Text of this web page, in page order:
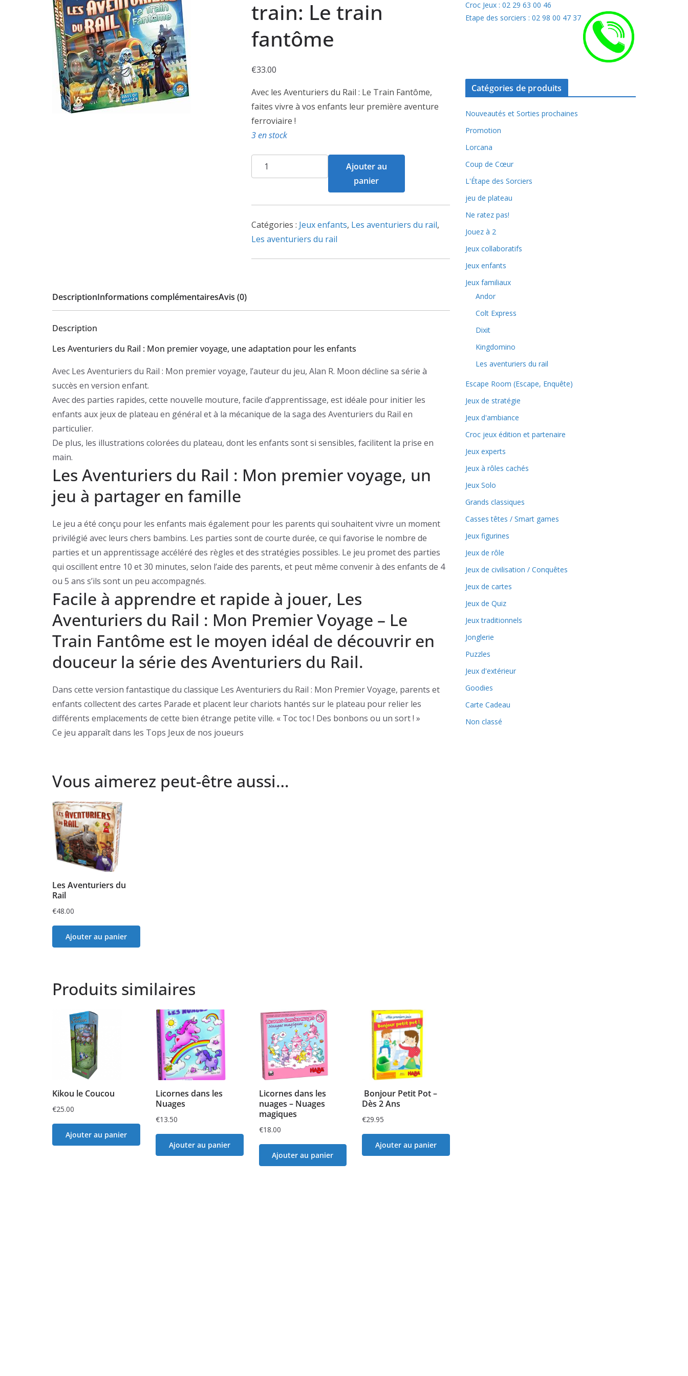
train: Le train
fantôme
€33.00
Avec les Aventuriers du Rail : Le Train Fantôme,
faites vivre à vos enfants leur première aventure
ferroviaire !
3 en stock
quantité
de
aventuriers
train:
train
Ajouter au
panier
Catégories : Jeux enfants, Les aventuriers du rail,
Les aventuriers du rail
DescriptionInformations complémentairesAvis (0)
Description
Les Aventuriers du Rail : Mon premier voyage, une adaptation pour les enfants
Avec Les Aventuriers du Rail : Mon premier voyage, l’auteur du jeu, Alan R. Moon décline sa série à
succès en version enfant.
Avec des parties rapides, cette nouvelle mouture, facile d’apprentissage, est idéale pour initier les
enfants aux jeux de plateau en général et à la mécanique de la saga des Aventuriers du Rail en
particulier.
De plus, les illustrations colorées du plateau, dont les enfants sont si sensibles, facilitent la prise en
main.
Les Aventuriers du Rail : Mon premier voyage, un
jeu à partager en famille
Le jeu a été conçu pour les enfants mais également pour les parents qui souhaitent vivre un moment
privilégié avec leurs chers bambins. Les parties sont de courte durée, ce qui favorise le nombre de
parties et un apprentissage accéléré des règles et des stratégies possibles. Le jeu promet des parties
qui oscillent entre 10 et 30 minutes, selon l’aide des parents, et peut même convenir à des enfants de 4
ou 5 ans s’ils sont un peu accompagnés.
Facile à apprendre et rapide à jouer, Les
Aventuriers du Rail : Mon Premier Voyage – Le
Train Fantôme est le moyen idéal de découvrir en
douceur la série des Aventuriers du Rail.
Dans cette version fantastique du classique Les Aventuriers du Rail : Mon Premier Voyage, parents et
enfants collectent des cartes Parade et placent leur chariots hantés sur le plateau pour relier les
différents emplacements de cette bien étrange petite ville. « Toc toc ! Des bonbons ou un sort ! »
Ce jeu apparaît dans les Tops Jeux de nos joueurs
Vous aimerez peut-être aussi…
Les Aventuriers du
Rail
€48.00
Ajouter au panier
Produits similaires
Kikou le Coucou
€25.00
Ajouter au panier
Licornes dans les
Nuages
€13.50
Ajouter au panier
Licornes dans les
nuages – Nuages
magiques
€18.00
Ajouter au panier
Bonjour Petit Pot –
Dès 2 Ans
€29.95
Ajouter au panier
Croc Jeux : 02 29 63 00 46
Etape des sorciers : 02 98 00 47 37
Catégories de produits
Nouveautés et Sorties prochaines
Promotion
Lorcana
Coup de Cœur
L'Étape des Sorciers
jeu de plateau
Ne ratez pas!
Jouez à 2
Jeux collaboratifs
Jeux enfants
Jeux familiaux
Andor
Colt Express
Dixit
Kingdomino
Les aventuriers du rail
Escape Room (Escape, Enquête)
Jeux de stratégie
Jeux d'ambiance
Croc jeux édition et partenaire
Jeux experts
Jeux à rôles cachés
Jeux Solo
Grands classiques
Casses têtes / Smart games
Jeux figurines
Jeux de rôle
Jeux de civilisation / Conquêtes
Jeux de cartes
Jeux de Quiz
Jeux traditionnels
Jonglerie
Puzzles
Jeux d'extérieur
Goodies
Carte Cadeau
Non classé